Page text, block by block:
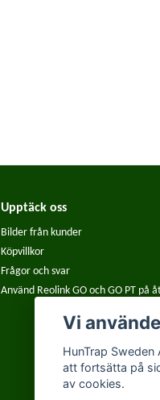
Upptäck oss
Bilder från kunder
Köpvillkor
Frågor och svar
Använd Reolink GO och GO PT på
Vi
HunTrap
att fortsätta på
av cookies.